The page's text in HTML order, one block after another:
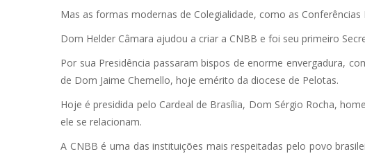
Mas as formas modernas de Colegialidade, como as
Dom Helder Câmara ajudou a criar a CNBB e foi seu primeiro
Por sua Presidência passaram bispos de enorme envergadura,
de Dom Jaime Chemello, hoje emérito da diocese de Pelotas.
Hoje é presidida pelo Cardeal de Brasília, Dom Sérgio Rocha,
ele se relacionam.
A CNBB é uma das instituições mais respeitadas pelo povo